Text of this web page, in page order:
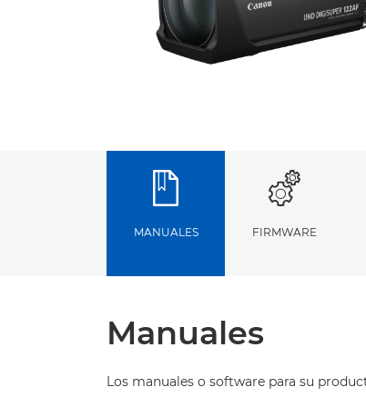
MANUALES FIRMWARE
Manuales
Los manuales o software para su